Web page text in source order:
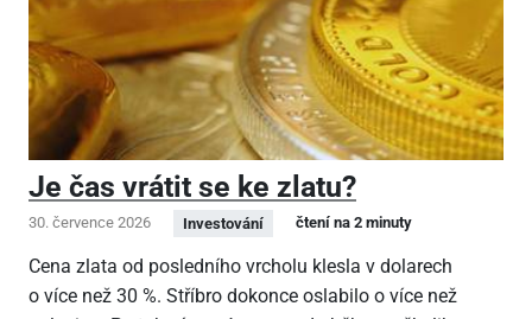
Je čas vrátit se ke zlatu?
30. července 2026 Investování čtení na 2 minuty
Cena zlata od posledního vrcholu klesla v dolarech
o více než 30 %. Stříbro dokonce oslabilo o více než